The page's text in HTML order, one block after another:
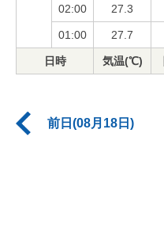
02:00 27.3
01:00 27.7
日時 気温(℃)
前日(08月18日)